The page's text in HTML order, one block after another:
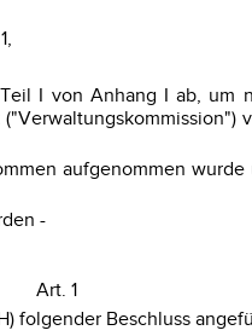
I von Anhang I ab,
aufgenommen
-
Art. 1
folgender Beschluss